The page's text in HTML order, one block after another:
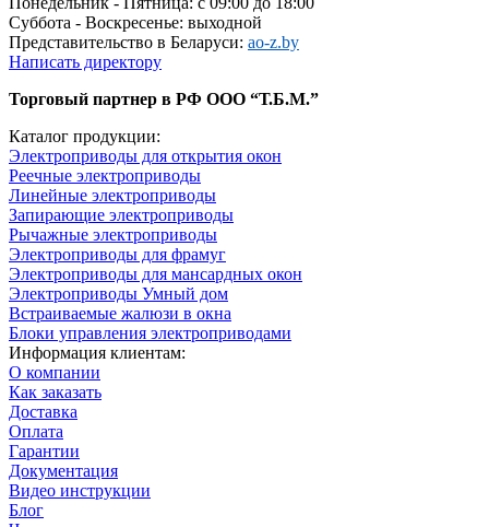
Суббота - Воскресенье: выходной
Представительство в Беларуси: ao-z.by
Написать директору
Торговый партнер в РФ ООО “Т.Б.М.”
Каталог продукции:
Электроприводы для открытия окон
Реечные электроприводы
Линейные электроприводы
Запирающие электроприводы
Рычажные электроприводы
Электроприводы для фрамуг
Электроприводы для мансардных окон
Электроприводы Умный дом
Встраиваемые жалюзи в окна
Блоки управления электроприводами
Информация клиентам:
О компании
Как заказать
Доставка
Оплата
Гарантии
Документация
Видео инструкции
Блог